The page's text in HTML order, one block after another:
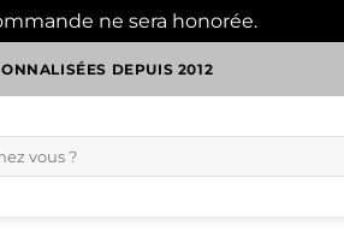
ne sera honorée.
DEPUIS 2012